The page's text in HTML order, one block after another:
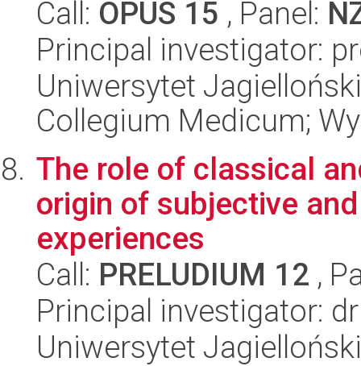
Call: OPUS 15 , Panel:
Principal investigator:
Uniwersytet
Collegium Medicum;
The role of classical
origin of subjective
experiences
Call: PRELUDIUM 12 ,
Principal investigator:
Uniwersytet